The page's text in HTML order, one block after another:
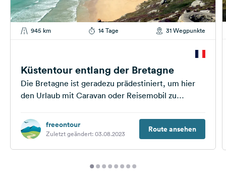
945 km 14 Tage 31 Wegpunkte
Küstentour entlang der Bretagne
Die Bretagne ist geradezu prädestiniert, um hier
den Urlaub mit Caravan oder Reisemobil zu
einzelnen...freeontour
Zuletzt geändert: 03.08.2023 Route ansehen